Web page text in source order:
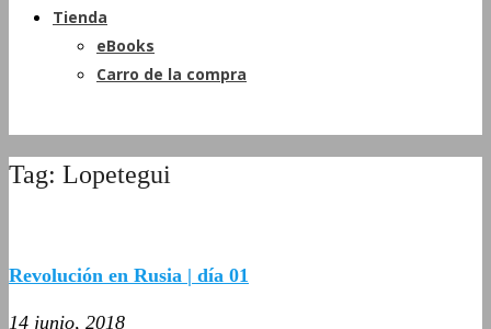
Tienda
eBooks
Carro de la compra
Tag: Lopetegui
Revolución en Rusia | día 01
14 junio, 2018